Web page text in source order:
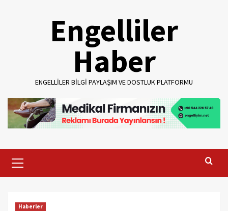
Engelliler
Haber
ENGELLILER BILGI PAYLAŞIM VE DOSTLUK PLATFORMU
Menu
Haberler